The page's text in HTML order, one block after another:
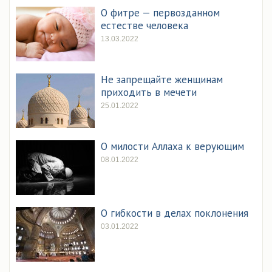
О фитре — первозданном
естестве человека
13.03.2022
Не запрещайте женщинам
приходить в мечети
25.01.2022
О милости Аллаха к верующим
08.01.2022
О гибкости в делах поклонения
03.01.2022